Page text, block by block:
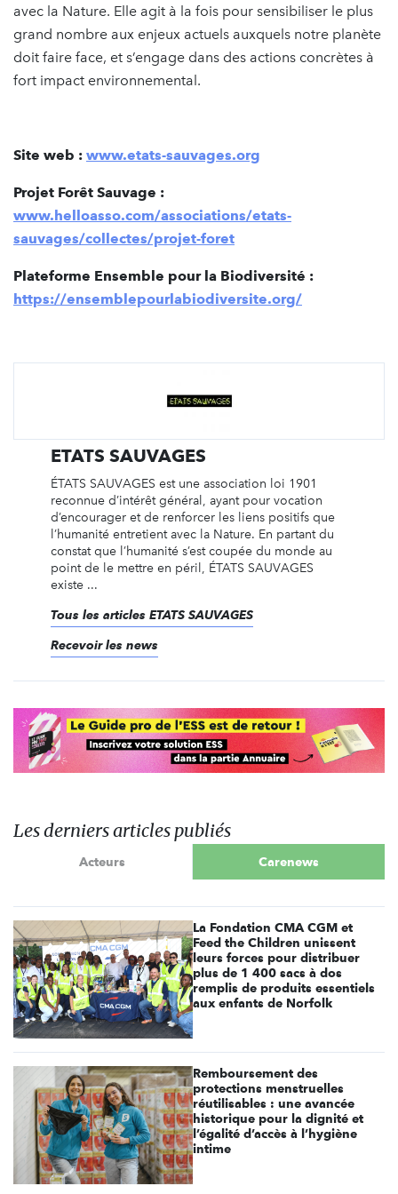
avec la Nature. Elle agit à la fois pour sensibiliser le plus
grand nombre aux enjeux actuels auxquels notre planète
doit faire face, et s’engage dans des actions concrètes à
fort impact environnemental.
Site web : www.etats-sauvages.org
Projet Forêt Sauvage :
www.helloasso.com/associations/etats-
sauvages/collectes/projet-foret
Plateforme Ensemble pour la Biodiversité :
https://ensemblepourlabiodiversite.org/
ETATS SAUVAGES
ÉTATS SAUVAGES est une association loi 1901
reconnue d’intérêt général, ayant pour vocation
d’encourager et de renforcer les liens positifs que
l’humanité entretient avec la Nature. En partant du
constat que l’humanité s’est coupée du monde au
point de le mettre en péril, ÉTATS SAUVAGES
existe ...
Tous les articles ETATS SAUVAGES
Recevoir les news
Les derniers articles publiés
Acteurs Carenews
La Fondation CMA CGM et
Feed the Children unissent
leurs forces pour distribuer
plus de 1 400 sacs à dos
remplis de produits essentiels
aux enfants de Norfolk
Remboursement des
protections menstruelles
réutilisables : une avancée
historique pour la dignité et
l’égalité d’accès à l’hygiène
intime